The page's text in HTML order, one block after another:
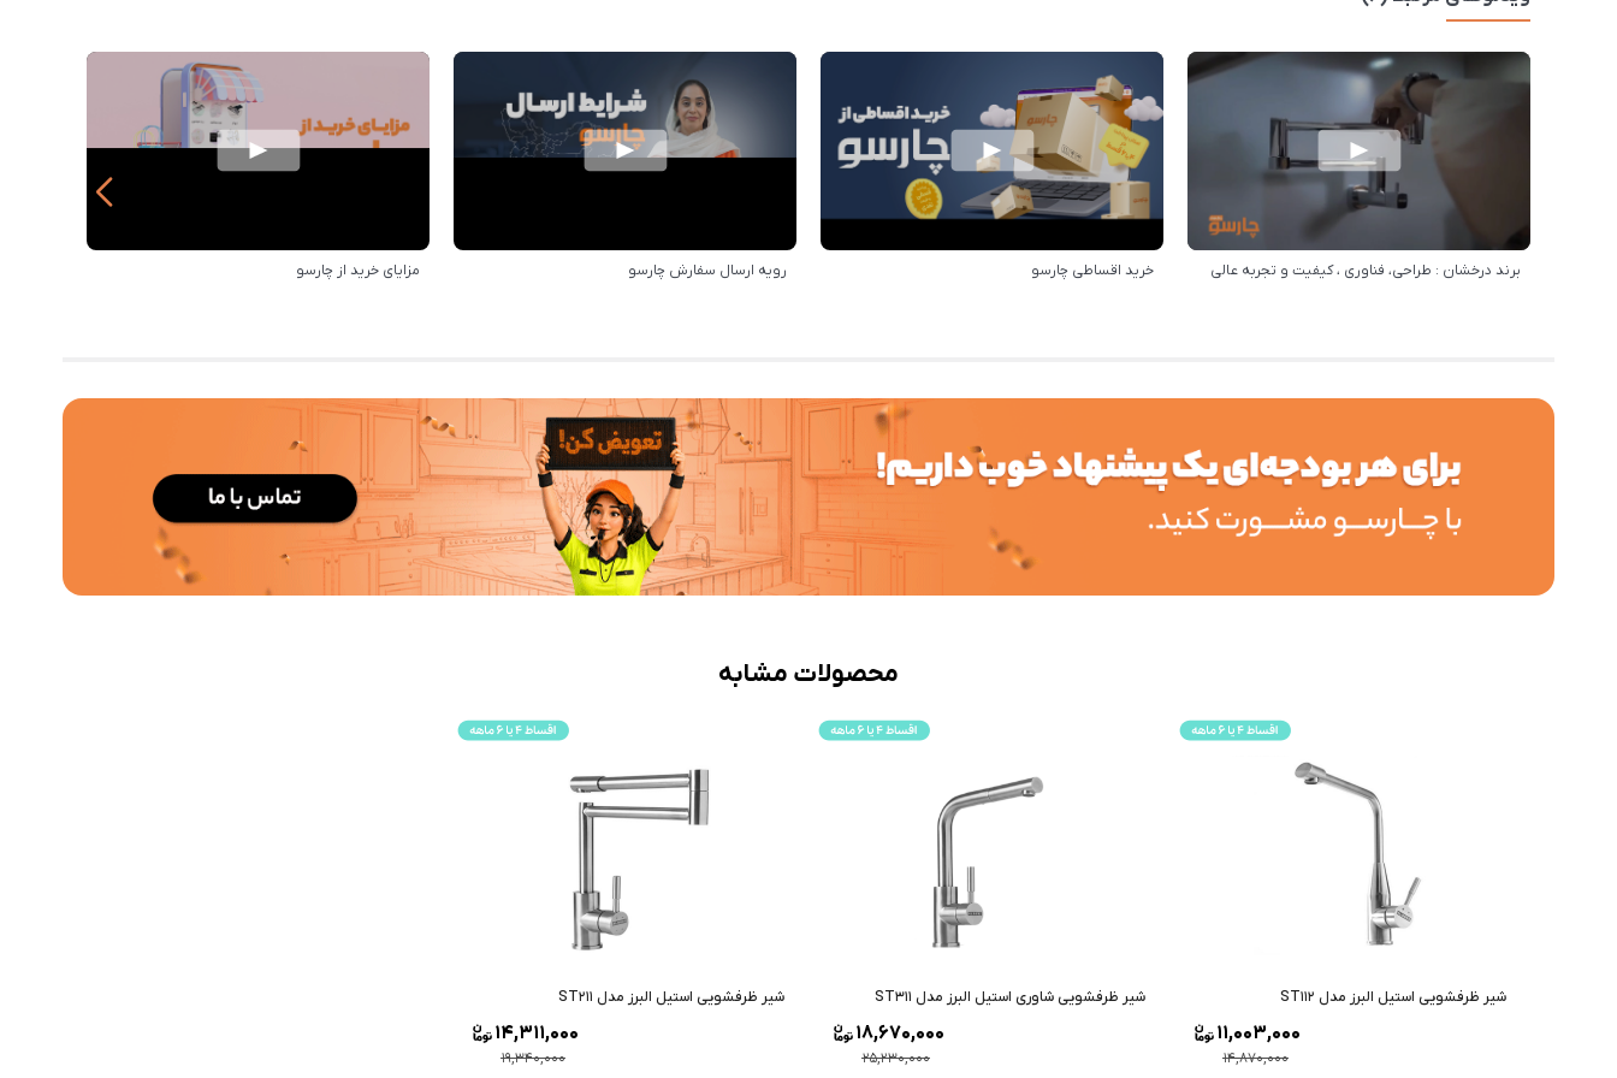
برند درخشان : طراحی، فناوری ، کیفیت و تجربه عالی خرید اقساطی چارسو رویه ارسال سفارش چارسو مزایای خرید از چارسو
محصولات مشابه
شیر ظرفشویی استیل البرز مدل ST112
14,870,000
11,003,000
شیر ظرفشویی شاوری استیل البرز مدل ST311
25,230,000
18,670,000
شیر ظرفشویی استیل البرز مدل ST211
19,340,000
14,311,000